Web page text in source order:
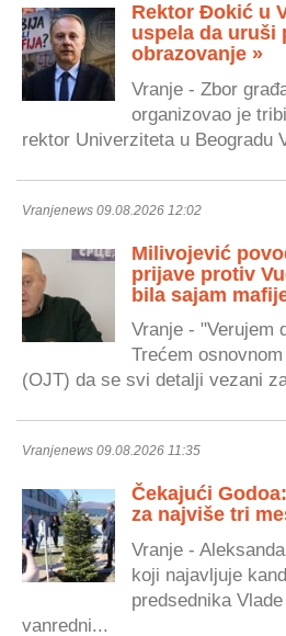
Rektor Đokić u
uspela da uruši
obrazovanje »
Vranje - Zbor
organizovao je
rektor Univerziteta u Beogradu
Vranjenews 09.08.2026 12:02
Milivojević
prijave protiv
bila sajam
Vranje - "Verujem
Trećem
(OJT) da se svi detalji vezani
Vranjenews 09.08.2026 11:35
Čekajući
za najviše tri
Vranje -
koji najavljuje
predsednika
vanredni...